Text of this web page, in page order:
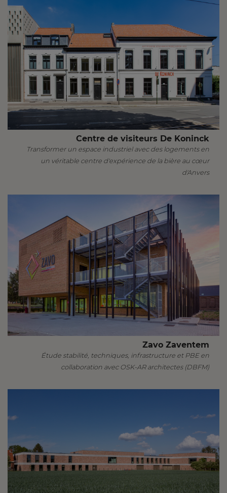
Centre de visiteurs De Koninck
Transformer un espace industriel avec des logements en
un véritable centre d'expérience de la bière au cœur
d'Anvers
Zavo Zaventem
Étude stabilité, techniques, infrastructure et PBE en
collaboration avec OSK-AR architectes (DBFM)